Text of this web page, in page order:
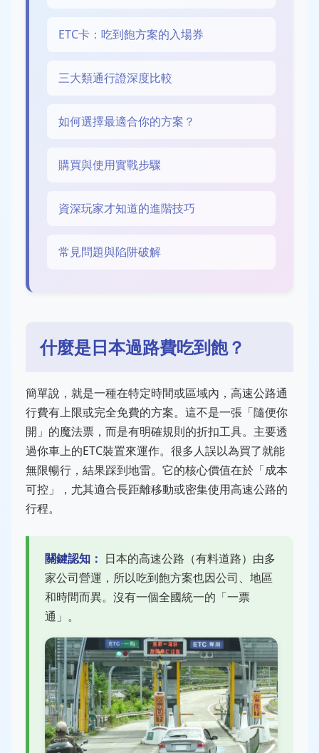
ETC卡：吃到飽方案的入場券
三大類通行證深度比較
如何選擇最適合你的方案？
購買與使用實戰步驟
資深玩家才知道的進階技巧
常見問題與陷阱破解
什麼是日本過路費吃到飽？
簡單說，就是一種在特定時間或區域內，高速公路通
行費有上限或完全免費的方案。這不是一張「隨便你
開」的魔法票，而是有明確規則的折扣工具。主要透
過你車上的ETC裝置來運作。很多人誤以為買了就能
無限暢行，結果踩到地雷。它的核心價值在於「成本
可控」，尤其適合長距離移動或密集使用高速公路的
行程。
關鍵認知： 日本的高速公路（有料道路）由多
家公司營運，所以吃到飽方案也因公司、地區
和時間而異。沒有一個全國統一的「一票
通」。